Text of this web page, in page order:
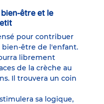
être et le
pour contribuer
bien-être de l'enfant.
librement
de la crèche au
Il trouvera un coin
sa logique,